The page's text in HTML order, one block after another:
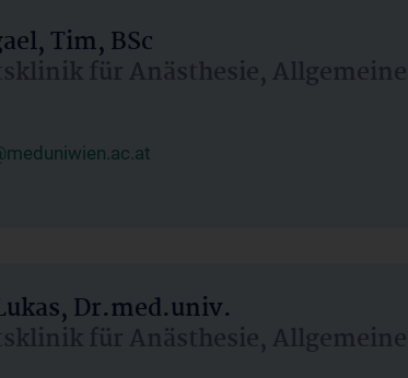
Tim, BSc
für Anästhesie,
Dr.med.univ.
für Anästhesie,